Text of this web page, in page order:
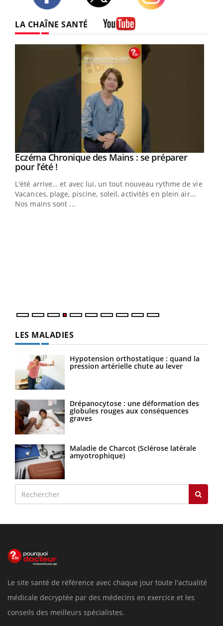
LA CHAÎNE SANTÉ
Youtube
Eczéma Chronique des Mains : se préparer
pour l’été !Youtube
L'été arrive… et avec lui, un tout nouveau rythme de vie !
Vacances, plage, piscine, soleil, activités en plein air…
Nos mains sont ...
LES MALADIES
Hypotension orthostatique : quand la
pression artérielle chute au lever
Drépanocytose : une déformation des
globules rouges aux conséquences
graves
Maladie de Charcot (Sclérose latérale
amyotrophique)
Le site santé de référence avec chaque jour toute l'actualité
médicale decryptée par des médecins en exercice et les
conseils des meilleurs spécialistes.